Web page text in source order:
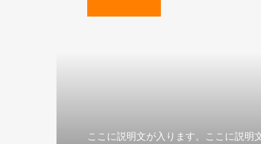
ここに説明文が入ります。ここに説明